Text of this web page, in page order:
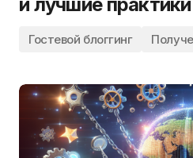
Гостевой блоггинг